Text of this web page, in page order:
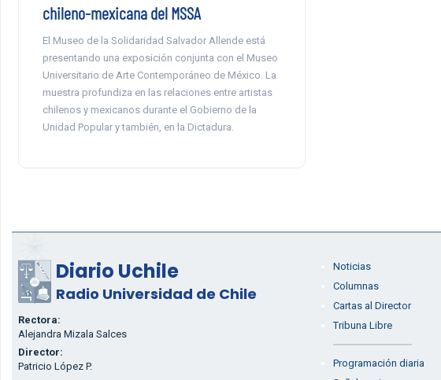
chileno-mexicana del MSSA
El Museo de la Solidaridad Salvador Allende está
presentando una exposición conjunta con el Museo
Universitario de Arte Contemporáneo de México. La
muestra profundiza en las relaciones entre artistas
chilenos y mexicanos durante el Gobierno de la
Unidad Popular y también, en la Dictadura.
Diario Uchile
Radio Universidad de Chile
Rectora:
Alejandra Mizala Salces
Director:
Patricio López P.
Noticias
Columnas
Cartas al Director
Tribuna Libre
Programación diaria